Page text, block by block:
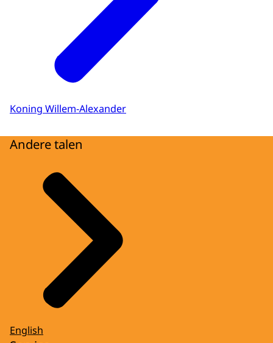
Koning Willem-Alexander
Andere talen
English